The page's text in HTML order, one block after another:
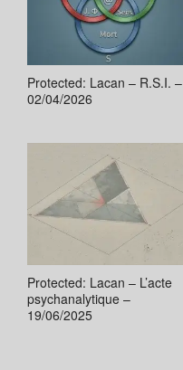
Protected: Lacan – R.S.I. –
02/04/2026
Protected: Lacan – L’acte
psychanalytique –
19/06/2025